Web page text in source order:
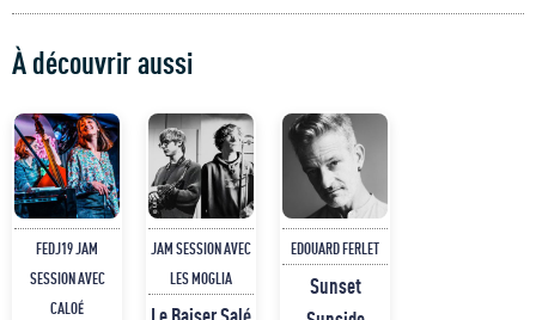
À découvrir aussi
FEDJ19 JAM
SESSION AVEC
CALOÉ
JAM SESSION AVEC
LES MOGLIA
Le Baiser Salé
EDOUARD FERLET
Sunset